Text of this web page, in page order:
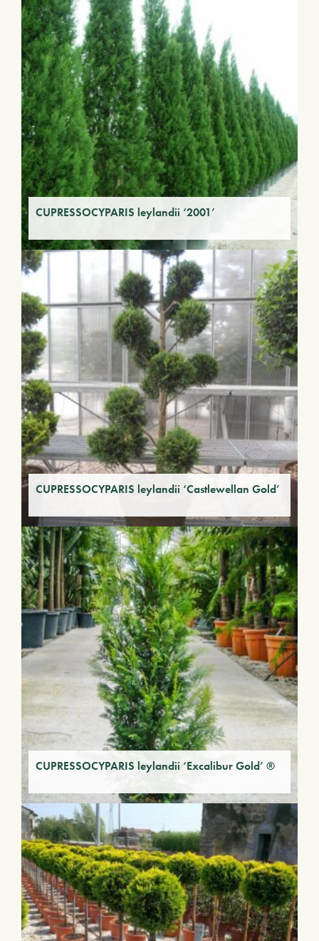
CUPRESSOCYPARIS leylandii ‘2001’
CUPRESSOCYPARIS leylandii ‘Castlewellan Gold’
CUPRESSOCYPARIS leylandii ‘Excalibur Gold’ ®